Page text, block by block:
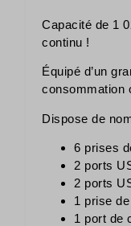
Capacité de 1
continu !
Équipé d’un
consommation
Dispose de
6 prises
2 ports
2 ports
1 prise
1 port de